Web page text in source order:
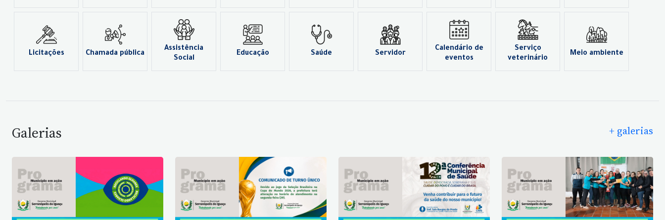
Licitações Chamada pública
Assistência
Social
Educação Saúde Servidor
Calendário de
eventos
Serviço
veterinário
Meio ambiente
Galerias + galerias